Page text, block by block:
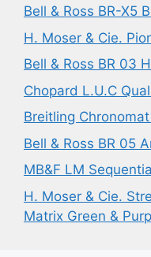
Bell & Ross BR-X5
H. Moser & Cie.
Bell & Ross BR 03
Chopard L.U.C
Breitling
Bell & Ross BR 05
MB&F LM
H. Moser & Cie.
Matrix Green &